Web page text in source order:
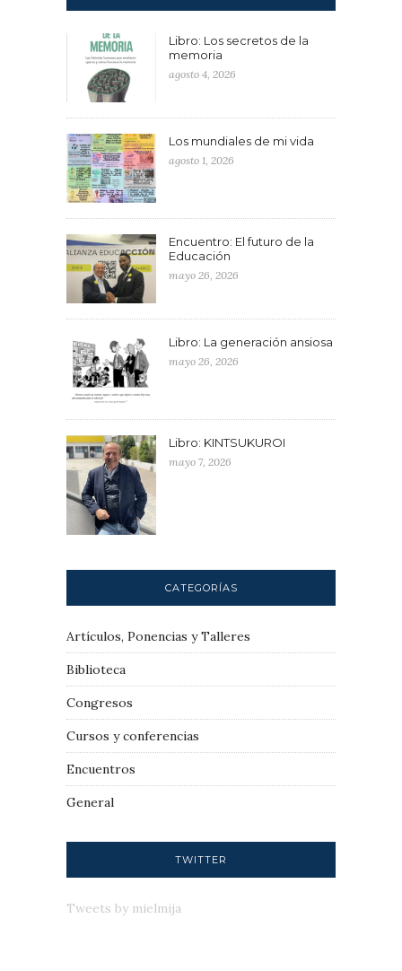
Libro: Los secretos de la
memoria
agosto 4, 2026
Los mundiales de mi vida
agosto 1, 2026
Encuentro: El futuro de la
Educación
mayo 26, 2026
Libro: La generación ansiosa
mayo 26, 2026
Libro: KINTSUKUROI
mayo 7, 2026
CATEGORÍAS
Artículos, Ponencias y Talleres
Biblioteca
Congresos
Cursos y conferencias
Encuentros
General
TWITTER
Tweets by mielmija